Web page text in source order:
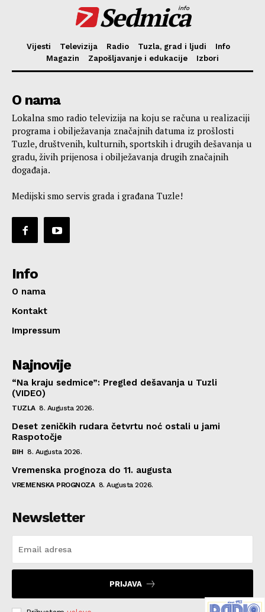
Sedmica
info
Vijesti Televizija Radio Tuzla, grad i ljudi
Info
Magazin
Zapošljavanje i edukacije Izbori
O nama
Lokalna smo radio televizija na koju se računa u realizaciji
programa i obilježavanja značajnih datuma iz prošlosti
Tuzle, društvenih, kulturnih, sportskih i drugih dešavanja u
gradu, živih prijenosa i obilježavanja drugih značajnih
događaja.
Medijski smo servis grada i građana Tuzle!
Info
O nama
Kontakt
Impressum
Najnovije
“Na kraju sedmice”: Pregled dešavanja u Tuzli
(VIDEO)
TUZLA 8. Augusta 2026.
Deset zeničkih rudara četvrtu noć ostali u jami
Raspotočje
BIH 8. Augusta 2026.
Vremenska prognoza do 11. augusta
VREMENSKA PROGNOZA 8. Augusta 2026.
Newsletter
PRIJAVA